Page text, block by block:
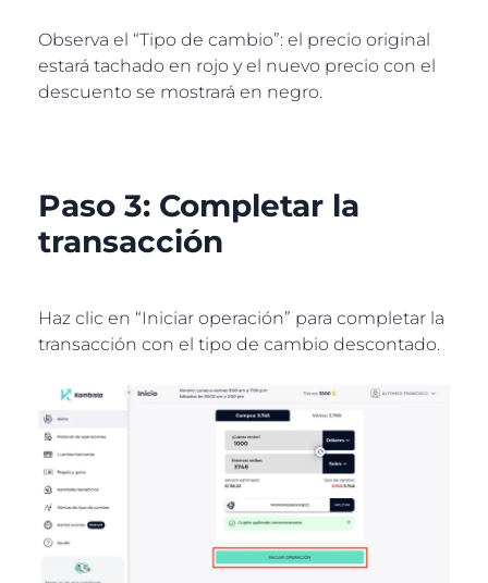
Observa el “Tipo de cambio”: el precio original
estará tachado en rojo y el nuevo precio con el
descuento se mostrará en negro.
Paso 3: Completar la
transacción
Haz clic en “Iniciar operación” para completar la
transacción con el tipo de cambio descontado.